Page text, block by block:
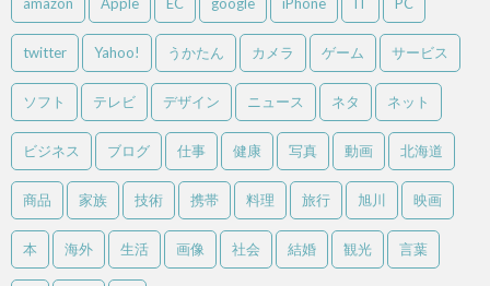
twitter Yahoo! うかたん カメラ ゲーム サービス
ソフト テレビ デザイン ニュース ネタ ネット
ビジネス ブログ 仕事 健康 写真 動画 北海道
商品 家族 技術 携帯 料理 旅行 旭川 映画
本 海外 生活 画像 社会 結婚 観光 言葉